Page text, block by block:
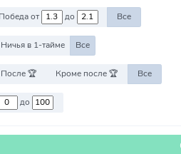
Победа от до Все
Ничья в 1-тайме Все
После 🏆 Кроме после 🏆 Все
до